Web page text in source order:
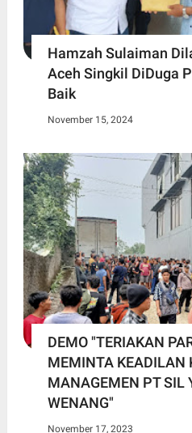
Hamzah Sulaiman
Aceh Singkil DiDuga
Baik
November 15, 2024
DEMO "TERIAKAN
MEMINTA KEADILAN
MANAGEMEN PT SIL
WENANG"
November 17, 2023